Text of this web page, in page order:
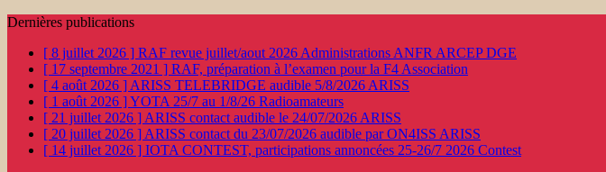
Dernières publications
[ 8 juillet 2026 ] RAF revue juillet/aout 2026 Administrations ANFR ARCEP DGE
[ 17 septembre 2021 ] RAF, préparation à l’examen pour la F4 Association
[ 4 août 2026 ] ARISS TELEBRIDGE audible 5/8/2026 ARISS
[ 1 août 2026 ]YOTA 25/7 au 1/8/26 Radioamateurs
[ 21 juillet 2026 ] ARISS contact audible le 24/07/2026 ARISS
[ 20 juillet 2026 ] ARISS contact du 23/07/2026 audible par ON4ISS ARISS
[ 14 juillet 2026 ] IOTA CONTEST, participations annoncées 25-26/7 2026 Contest